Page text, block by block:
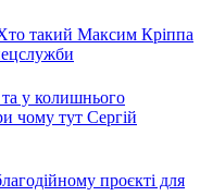
такий Максим Кріппа
у колишнього
чому тут Сергій
проєкті для